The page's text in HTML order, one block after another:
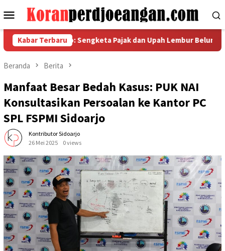
ke
Menu
Mobile
Kabar Terbaru
Sengketa Pajak dan Upah Lembur Belum Temui Titik
Beranda Berita
Manfaat Besar Bedah Kasus: PUK NAI
Konsultasikan Persoalan ke Kantor PC
SPL FSPMI Sidoarjo
Kontributor Sidoarjo
26 Mei 2025
0 views